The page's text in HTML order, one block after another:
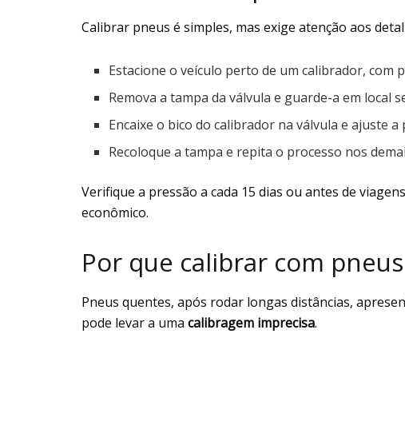
Calibrar pneus é simples, mas exige atenção aos
Estacione o veículo perto de um calibrador, com
Remova a tampa da válvula e guarde-a em local
Encaixe o bico do calibrador na válvula e ajuste
Recoloque a tampa e repita o processo nos
Verifique a pressão a cada 15 dias ou antes de
econômico.
Por que calibrar com
Pneus quentes, após rodar longas distâncias,
pode levar a uma calibragem imprecisa.